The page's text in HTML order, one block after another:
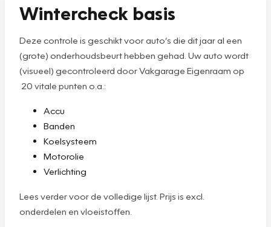
Wintercheck basis
Deze controle is geschikt voor auto’s die dit jaar al een
(grote) onderhoudsbeurt hebben gehad. Uw auto wordt
(visueel) gecontroleerd door Vakgarage Eigenraam op
20 vitale punten o.a.:
Accu
Banden
Koelsysteem
Motorolie
Verlichting
Lees verder voor de volledige lijst. Prijs is excl.
onderdelen en vloeistoffen.